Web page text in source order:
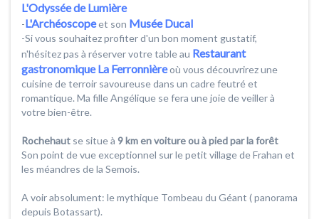
L'Odyssée de Lumière
-L'Archéoscopeet son Musée Ducal
-Si vous souhaitez profiter d'un bon moment gustatif,
n'hésitez pas à réserver votre table au Restaurant
gastronomique La Ferronnièreoù vous découvrirez une
cuisine de terroir savoureuse dans un cadre feutré et
romantique. Ma fille Angélique se fera une joie de veiller à
votre bien-être.
Rochehaut se situe à 9 km en voiture ou à pied par la forêt
Son point de vue exceptionnel sur le petit village de Frahan et
les méandres de la Semois.
A voir absolument: le mythique Tombeau du Géant ( panorama
depuis Botassart).